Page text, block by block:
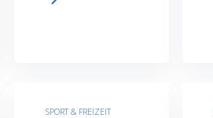
SPORT & FREIZEIT